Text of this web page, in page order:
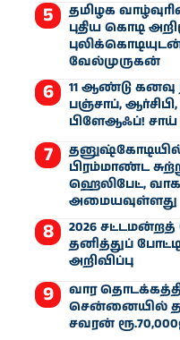
தமிழக
புதிய கொடி
வேல்முருகன்
11 ஆண்டு கனவு
பஞ்சாப், ஆர்சிபி,
பிளேஆஃப்! சாய்
தனுஷ்கோடியில்
பிரம்மாண்ட
ஹெலிபேட்,
அமையவுள்ளது
2026
தனித்துப்
அறிவிப்பு
வார
சென்னையில்
சவரன்